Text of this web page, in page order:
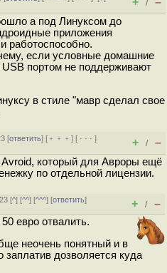
/
а под Линуксом до
приложения
работоспособно.
если условные домашние
портом не поддерживают
в стиле "мавр сделал свое
[ответить] [ ﹢﹢﹢] [ · · ·]
+ / –
Avroid, который для Авроры ещё
по отдельной лицензии.
[^] [^^] [^^^] [ответить]
+ / –
евро отвалить.
неочень понятный и в
заплатив дозволяется куда